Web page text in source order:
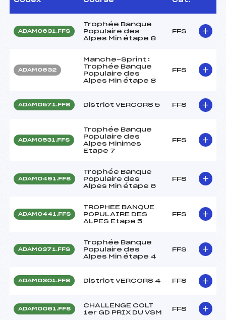
ADAM0631.FFS
Trophée Banque
Populaire des
Alpes Min étape 8
FFS
ADAM0632
Manche-Sprint :
Trophée Banque
Populaire des
Alpes Min étape 8
FFS
ADAM0571.FFS District VERCORS 5 FFS
ADAM0531.FFS
Trophée Banque
Populaire des
Alpes Minimes
Etape 7
FFS
ADAM0491.FFS
Trophée Banque
Populaire des
Alpes Min étape 6
FFS
ADAM0441.FFS
TROPHEE BANQUE
POPULAIRE DES
ALPES Etape 5
FFS
ADAM0371.FFS
Trophée Banque
Populaire des
Alpes Min étape 4
FFS
ADAM0301.FFS District VERCORS 4 FFS
ADAM0061.FFS
CHALLENGE COLT
1er GD PRIX DU VSM
FFS